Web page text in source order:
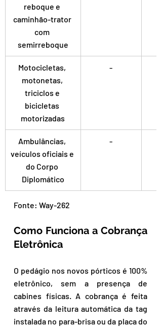
reboque e
caminhão-trator
com
semirreboque
Motocicletas,
motonetas,
triciclos e
bicicletas
motorizadas
-
Ambulâncias,
veículos oficiais e
do Corpo
Diplomático
-
Fonte: Way-262
Como Funciona a Cobrança
Eletrônica
O pedágio nos novos pórticos é 100%
eletrônico, sem a presença de
cabines físicas. A cobrança é feita
através da leitura automática da tag
instalada no para-brisa ou da placa do